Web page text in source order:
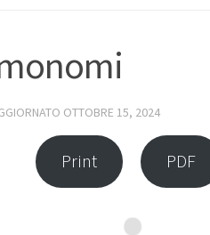
OTTOBRE 15, 2024
Print PDF